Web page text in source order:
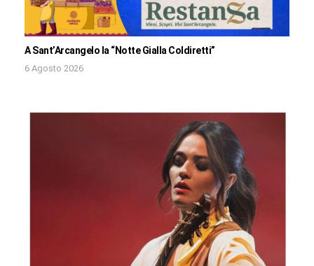
A Sant’Arcangelo la “Notte Gialla Coldiretti”
6 Agosto 2026